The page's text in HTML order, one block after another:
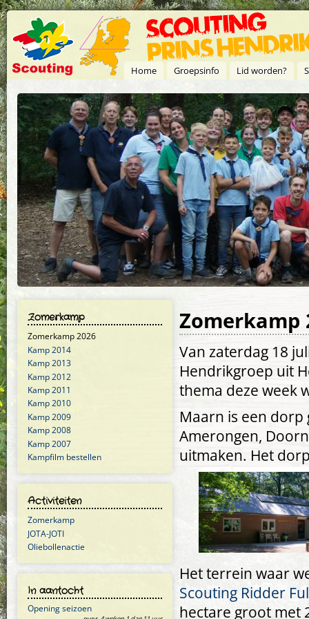
Overslaan en naar de inhoud gaan
Home Groepsinfo Lid worden?
Zomerkamp
Zomerkamp 2026
Kamp 2014
Kamp 2013
Kamp 2012
Kamp 2011
Kamp 2010
Kamp 2009
Kamp 2008
Kamp 2007
Kampfilm bestellen
Activiteiten
Zomerkamp
JOTA-JOTI
Oliebollenactie
In aantocht
Opening seizoen
Zomerkamp
Van zaterdag 18
Hendrikgroep uit
thema deze week
Maarn is een dorp
Amerongen,
uitmaken. Het
Het terrein waar
Scouting Ridder
hectare groot met